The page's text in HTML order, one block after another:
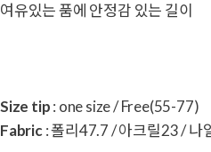
여유있는 품에 안정감 있는 길이
Size tip: one size / Free(55-77)
Fabric: 폴리47.7 / 아크릴23 / 나